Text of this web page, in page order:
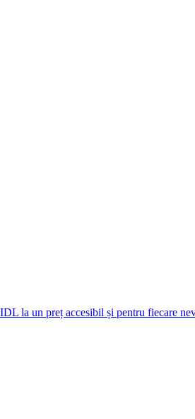
la un preț accesibil și pentru fiecare